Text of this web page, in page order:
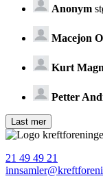
Anonym
Macejon
Kurt
Petter
21 49 49 21